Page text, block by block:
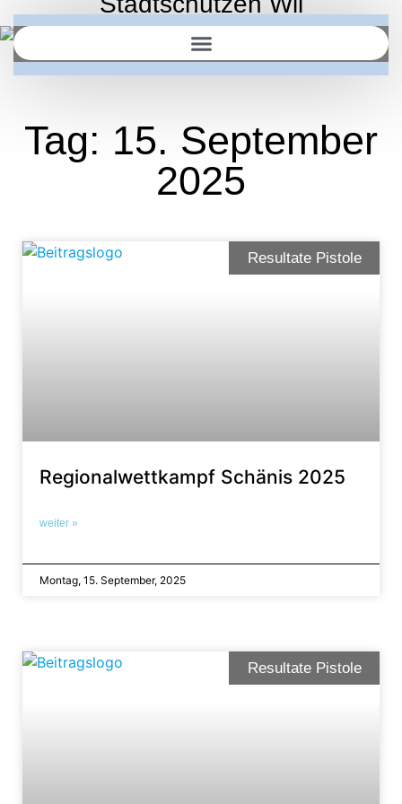
Tag: 15. September
2025
Resultate Pistole
Regionalwettkampf Schänis 2025
weiter »
Montag, 15. September, 2025
Resultate Pistole